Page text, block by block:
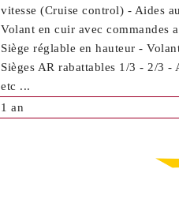
vitesse (Cruise control) - Aides
Volant en cuir avec commandes
Siège réglable en hauteur -
Sièges AR rabattables 1/3 - 2/3 -
etc ...
1 an